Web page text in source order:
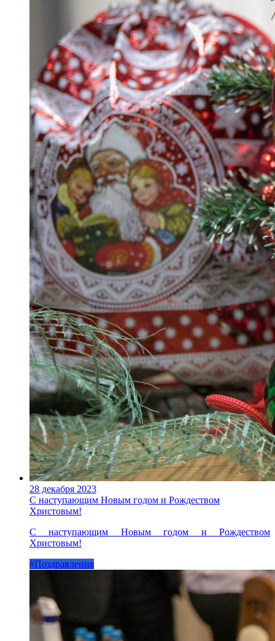
28 декабря 2023
С наступающим Новым годом и Рождеством
Христовым!
С наступающим Новым годом и Рождеством
Христовым!
#Поздравления